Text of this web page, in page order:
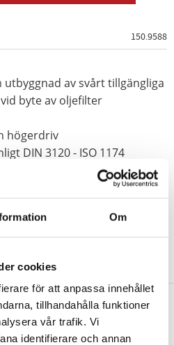
Om
cookies
för att anpassa innehållet
tillhandahålla funktioner
vår trafik. Vi
identifierare och annan
150.9588
av svårt tillgängliga
byte av oljefilter
högerdriv
DIN 3120 - ISO 1174